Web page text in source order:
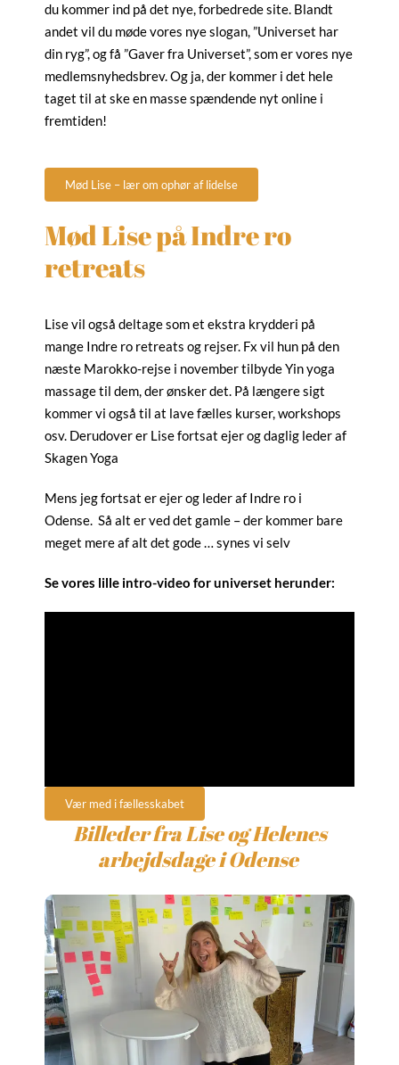
du kommer ind på det nye, forbedrede site. Blandt
andet vil du møde vores nye slogan, ”Universet har
din ryg”, og få ”Gaver fra Universet”, som er vores nye
medlemsnyhedsbrev. Og ja, der kommer i det hele
taget til at ske en masse spændende nyt online i
fremtiden!
Mød Lise – lær om ophør af lidelse
Mød Lise på Indre ro
retreats
Lise vil også deltage som et ekstra krydderi på
mange Indre ro retreats og rejser. Fx vil hun på den
næste Marokko-rejse i november tilbyde Yin yoga
massage til dem, der ønsker det. På længere sigt
kommer vi også til at lave fælles kurser, workshops
osv. Derudover er Lise fortsat ejer og daglig leder af
Skagen Yoga
Mens jeg fortsat er ejer og leder af Indre ro i
Odense. Så alt er ved det gamle – der kommer bare
meget mere af alt det gode … synes vi selv
Se vores lille intro-video for universet herunder:
Vær med i fællesskabet
Billeder fra Lise og Helenes
arbejdsdage i Odense